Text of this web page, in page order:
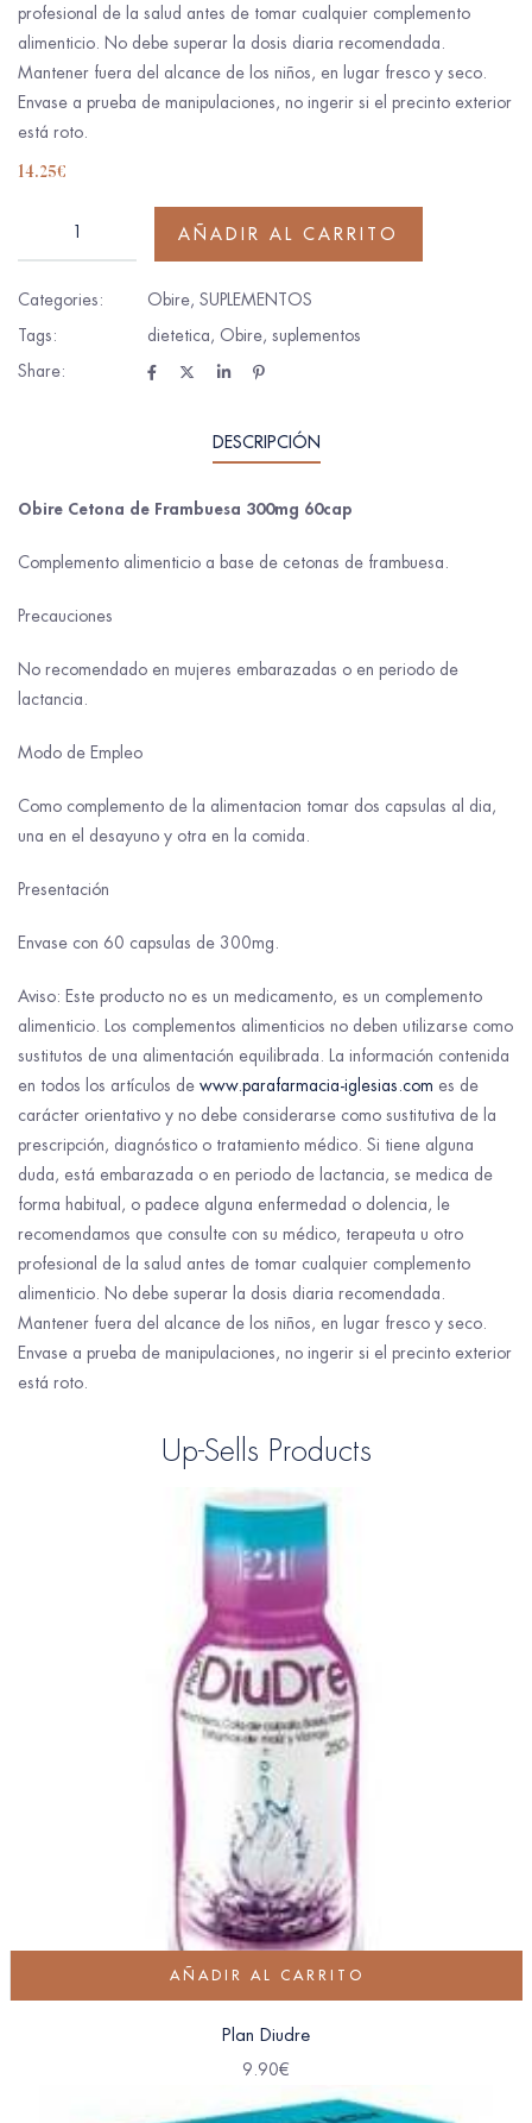
profesional de la salud antes de tomar cualquier complemento
alimenticio. No debe superar la dosis diaria recomendada.
Mantener fuera del alcance de los niños, en lugar fresco y seco.
Envase a prueba de manipulaciones, no ingerir si el precinto exterior
está roto.
14.25€
AÑADIR AL CARRITO
Categories: Obire, SUPLEMENTOS
Tags:
dietetica, Obire, suplementos
Share:
DESCRIPCIÓN
Obire Cetona de Frambuesa 300mg 60cap
Complemento alimenticio a base de cetonas de frambuesa.
Precauciones
No recomendado en mujeres embarazadas o en periodo de
lactancia.
Modo de Empleo
Como complemento de la alimentacion tomar dos capsulas al dia,
una en el desayuno y otra en la comida.
Presentación
Envase con 60 capsulas de 300mg.
Aviso: Este producto no es un medicamento, es un complemento
alimenticio. Los complementos alimenticios no deben utilizarse como
sustitutos de una alimentación equilibrada. La información contenida
en todos los artículos de www.parafarmacia-iglesias.com es de
carácter orientativo y no debe considerarse como sustitutiva de la
prescripción, diagnóstico o tratamiento médico. Si tiene alguna
duda, está embarazada o en periodo de lactancia, se medica de
forma habitual, o padece alguna enfermedad o dolencia, le
recomendamos que consulte con su médico, terapeuta u otro
profesional de la salud antes de tomar cualquier complemento
alimenticio. No debe superar la dosis diaria recomendada.
Mantener fuera del alcance de los niños, en lugar fresco y seco.
Envase a prueba de manipulaciones, no ingerir si el precinto exterior
está roto.
Up-Sells Products
AÑADIR AL CARRITO
Plan Diudre
9.90€